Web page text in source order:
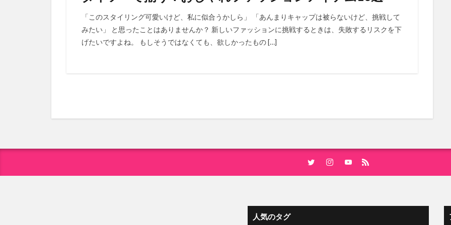
「このスタイリング可愛いけど、私に似合うかしら」 「あんまりキャップは被らないけど、挑戦して
みたい」 と思ったことはありませんか？ 新しいファッションに挑戦するときは、失敗するリスクを下
げたいですよね。 もしそうではなくても、欲しかったもの […]
人気のタグ